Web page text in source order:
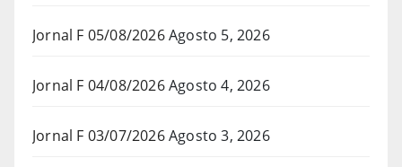
Jornal F 05/08/2026Agosto 5, 2026
Jornal F 04/08/2026Agosto 4, 2026
Jornal F 03/07/2026Agosto 3, 2026